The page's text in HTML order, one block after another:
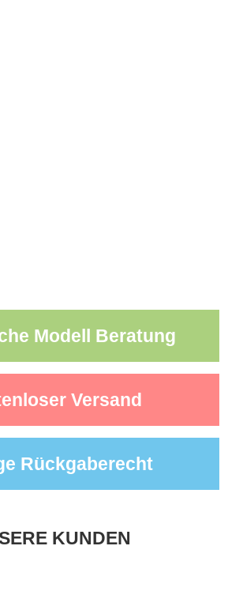
Modell Beratung
Versand
Rückgaberecht
KUNDEN